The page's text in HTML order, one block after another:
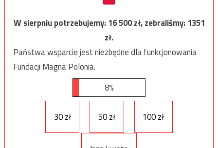
W sierpniu potrzebujemy:16 500zł, zebraliśmy:1351
zł.
Państwa wsparcie jest niezbędne dla funkcjonowania
Fundacji Magna Polonia.
8%
30 zł 50 zł 100 zł